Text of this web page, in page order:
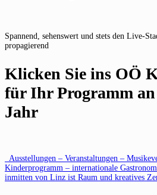
Spannend, sehenswert und stets den Live-
propagierend
Klicken Sie ins OÖ
für Ihr Programm an
Jahr
Ausstellungen – Veranstaltungen –
Kinderprogramm – internationale
inmitten von Linz ist Raum und kreatives